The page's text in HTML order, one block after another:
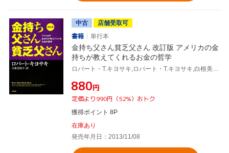
中古
店舗受取可
書籍
単行本
金持ち父さん貧乏父さん 改訂版 アメリカの金
持ちが教えてくれるお金の哲学
ロバート・T.キヨサキ,ロバート・T.キヨサキ,白根美保子,白根美保子,
¥880円
定価より990円（52%）おトク
獲得ポイント 8P
在庫あり
発売年月日：2013/11/08